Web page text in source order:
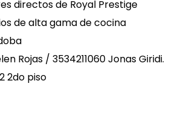
directos de Royal Prestige
de alta gama de cocina
Rojas / 3534211060 Jonas Giridi.
2do piso